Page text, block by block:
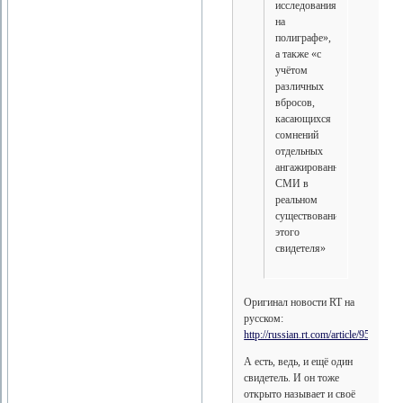
исследования
на
полиграфе»,
а также «с
учётом
различных
вбросов,
касающихся
сомнений
отдельных
ангажированных
СМИ в
реальном
существовании
этого
свидетеля»
Оригинал новости RT на
русском:
http://russian.rt.com/article/95356
А есть, ведь, и ещё один
свидетель. И он тоже
открыто называет и своё